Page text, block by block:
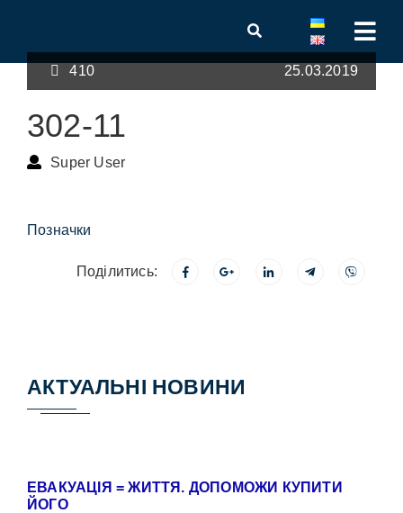
410 25.03.2019
302-11
Super User
Позначки
Поділитись:
АКТУАЛЬНІ НОВИНИ
ЕВАКУАЦІЯ = ЖИТТЯ. ДОПОМОЖИ КУПИТИ
ЙОГО